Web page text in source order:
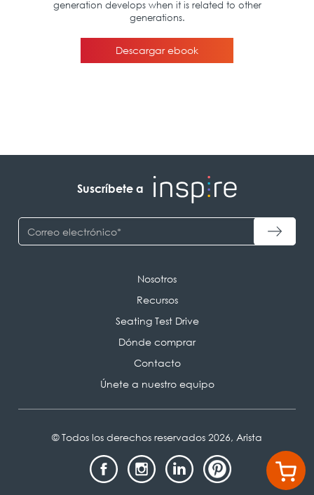
Suscríbete a
Nosotros
Recursos
Seating Test Drive
Dónde comprar
Contacto
Únete a nuestro equipo
© Todos los derechos reservados 2026, Arista